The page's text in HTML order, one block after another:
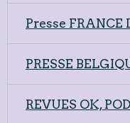
Presse FRANCE
PRESSE
REVUES OK,